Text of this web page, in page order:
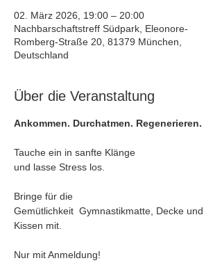
02. März 2026, 19:00 – 20:00
Nachbarschaftstreff Südpark, Eleonore-
Romberg-Straße 20, 81379 München,
Deutschland
Über die Veranstaltung
Ankommen. Durchatmen. Regenerieren.
Tauche ein in sanfte Klänge
und lasse Stress los.
Bringe für die
Gemütlichkeit  Gymnastikmatte, Decke und
Kissen mit.
Nur mit Anmeldung!